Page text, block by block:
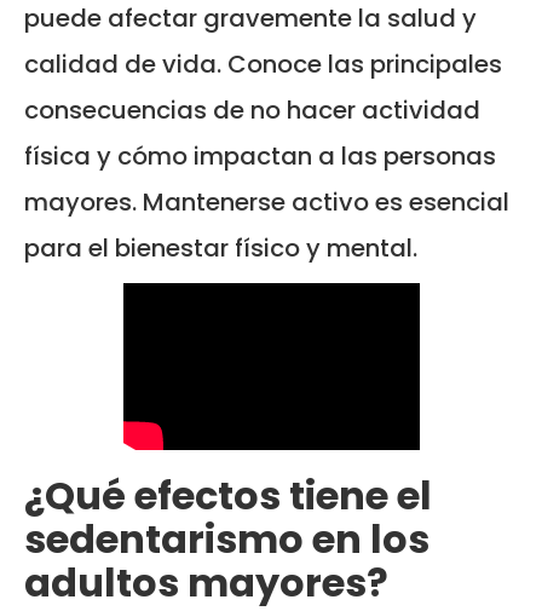
puede afectar gravemente la salud y
calidad de vida. Conoce las principales
consecuencias de no hacer actividad
física y cómo impactan a las personas
mayores. Mantenerse activo es esencial
para el bienestar físico y mental.
¿Qué efectos tiene el
sedentarismo en los
adultos mayores?